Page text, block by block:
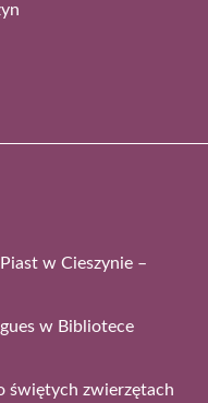
w Cieszynie –
w Bibliotece
świętych zwierzętach